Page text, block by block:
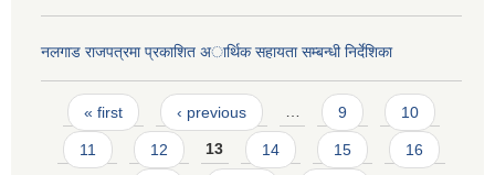
नलगाड राजपत्रमा प्रकाशित अार्थिक सहायता सम्बन्धी निर्देशिका
Pages
« first ‹ previous … 9 10
11 12 13 14 15 16